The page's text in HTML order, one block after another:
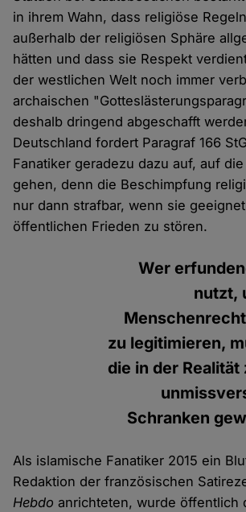
in ihrem Wahn, dass religiöse
außerhalb der religiösen Sphäre
hätten und dass sie Respekt
der westlichen Welt noch immer
archaischen
deshalb dringend abgeschafft
Deutschland fordert Paragraf 166
Fanatiker geradezu dazu auf, auf
gehen, denn die Beschimpfung
nur dann strafbar, wenn sie
öffentlichen Frieden zu stören.
Wer
nutzt,
zu legitimieren,
die in der Realität
Schranken
Als islamische Fanatiker 2015 ein
Redaktion der französischen
Hebdo anrichteten, wurde öffentlich